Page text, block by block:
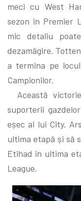
meci cu West
sezon în Premier
mic detaliu
dezamăgire.
a termina pe
Campionilor.
Această
suporterii
eșec al lui City.
ultima etapă și să
Etihad în ultima
League.